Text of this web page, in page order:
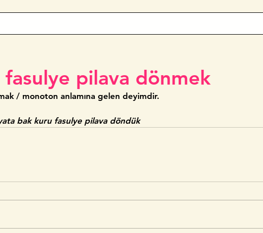
pilava dönmek
/ monoton anlamına gelen deyimdir.
bak kuru fasulye pilava döndük